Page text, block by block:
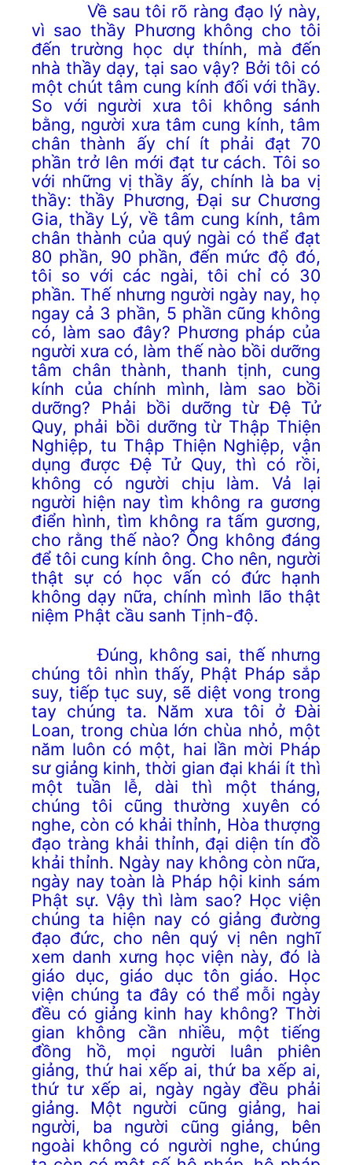
Về sau tôi rõ ràng đạo lý này,
vì sao thầy Phương không cho tôi
đến trường học dự thính, mà đến
nhà thầy dạy, tại sao vậy? Bởi tôi có
một chút tâm cung kính đối với thầy.
So với người xưa tôi không sánh
bằng, người xưa tâm cung kính, tâm
chân thành ấy chí ít phải đạt 70
phần trở lên mới đạt tư cách. Tôi so
với những vị thầy ấy, chính là ba vị
thầy: thầy Phương, Đại sư Chương
Gia, thầy Lý, về tâm cung kính, tâm
chân thành của quý ngài có thể đạt
80 phần, 90 phần, đến mức độ đó,
tôi so với các ngài, tôi chỉ có 30
phần. Thế nhưng người ngày nay, họ
ngay cả 3 phần, 5 phần cũng không
có, làm sao đây? Phương pháp của
người xưa có, làm thế nào bồi dưỡng
tâm chân thành, thanh tịnh, cung
kính của chính mình, làm sao bồi
dưỡng? Phải bồi dưỡng từ Đệ Tử
Quy, phải bồi dưỡng từ Thập Thiện
Nghiệp, tu Thập Thiện Nghiệp, vận
dụng được Đệ Tử Quy, thì có rồi,
không có người chịu làm. Vả lại
người hiện nay tìm không ra gương
điển hình, tìm không ra tấm gương,
cho rằng thế nào? Ông không đáng
để tôi cung kính ông. Cho nên, người
thật sự có học vấn có đức hạnh
không dạy nữa, chính mình lão thật
niệm Phật cầu sanh Tịnh-độ.
Đúng, không sai, thế nhưng
chúng tôi nhìn thấy, Phật Pháp sắp
suy, tiếp tục suy, sẽ diệt vong trong
tay chúng ta. Năm xưa tôi ở Đài
Loan, trong chùa lớn chùa nhỏ, một
năm luôn có một, hai lần mời Pháp
sư giảng kinh, thời gian đại khái ít thì
một tuần lễ, dài thì một tháng,
chúng tôi cũng thường xuyên có
nghe, còn có khải thỉnh, Hòa thượng
đạo tràng khải thỉnh, đại diện tín đồ
khải thỉnh. Ngày nay không còn nữa,
ngày nay toàn là Pháp hội kinh sám
Phật sự. Vậy thì làm sao? Học viện
chúng ta hiện nay có giảng đường
đạo đức, cho nên quý vị nên nghĩ
xem danh xưng học viện này, đó là
giáo dục, giáo dục tôn giáo. Học
viện chúng ta đây có thể mỗi ngày
đều có giảng kinh hay không? Thời
gian không cần nhiều, một tiếng
đồng hồ, mọi người luân phiên
giảng, thứ hai xếp ai, thứ ba xếp ai,
thứ tư xếp ai, ngày ngày đều phải
giảng. Một người cũng giảng, hai
người, ba người cũng giảng, bên
ngoài không có người nghe, chúng